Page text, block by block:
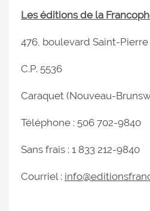
Les éditions de la
476, boulevard Saint-
C.P. 5536
Caraquet (Nouveau-
Téléphone : 506 702-9840
Sans frais : 1 833 212-9840
Courriel :